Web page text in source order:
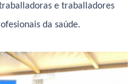
e traballadores
da saúde.